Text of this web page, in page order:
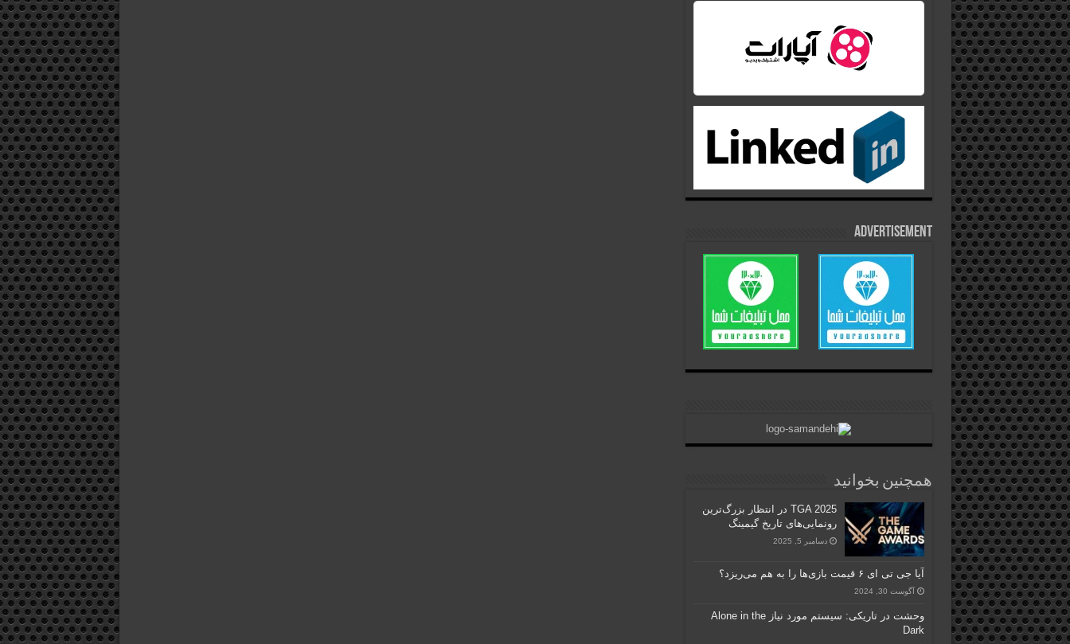
Advertisement
همچنین بخوانید
TGA 2025 در انتظار بزرگ‌ترین
رونمایی‌های تاریخ گیمینگ
دسامبر 5, 2025
آیا جی تی ای ۶ قیمت بازی‌ها را به هم می‌ریزد؟
آگوست 30, 2024
وحشت در تاریکی: سیستم مورد نیاز Alone in the
Dark